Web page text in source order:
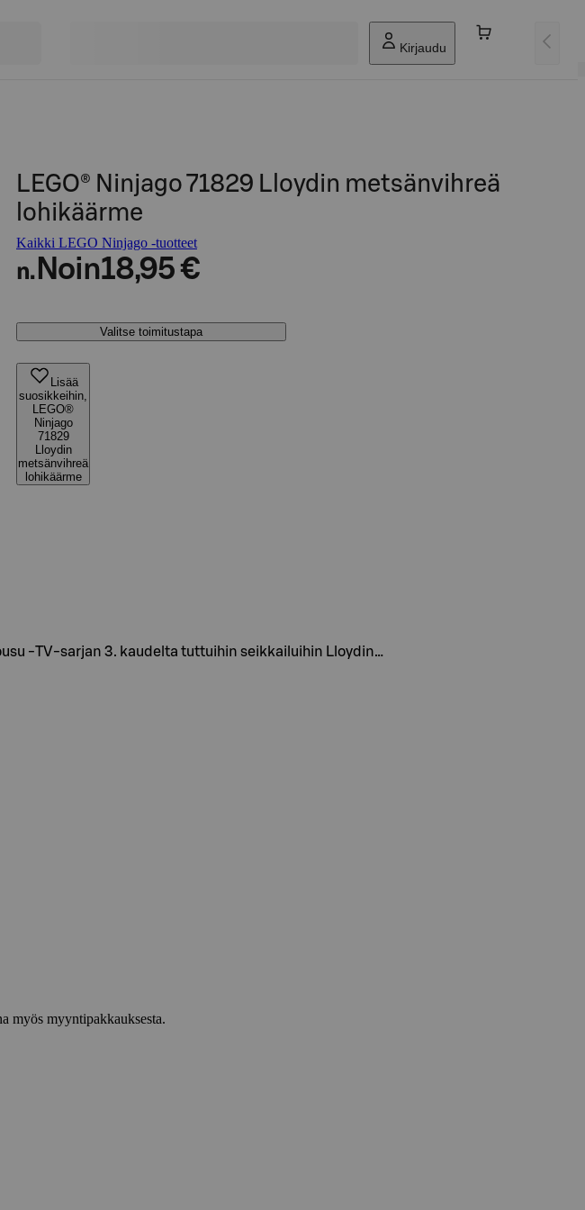
Kirjaudu
LEGO® Ninjago 71829 Lloydin metsänvihreä
lohikäärme
Kaikki LEGO Ninjago -tuotteet
n. Noin18,95 €
Valitse toimitustapa
Lisää
suosikkeihin,
LEGO®
Ninjago
71829
Lloydin
metsänvihreä
lohikäärme
‑TV-sarjan 3. kaudelta tuttuihin seikkailuihin Lloydin…
myös myyntipakkauksesta.